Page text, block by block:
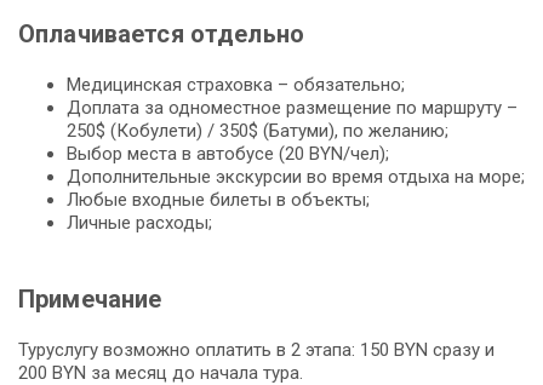
Оплачивается отдельно
Медицинская страховка – обязательно;
Доплата за одноместное размещение по маршруту –
250$ (Кобулети) / 350$ (Батуми), по желанию;
Выбор места в автобусе (20 BYN/чел);
Дополнительные экскурсии во время отдыха на море;
Любые входные билеты в объекты;
Личные расходы;
Примечание
Туруслугу возможно оплатить в 2 этапа: 150 BYN сразу и
200 BYN за месяц до начала тура.